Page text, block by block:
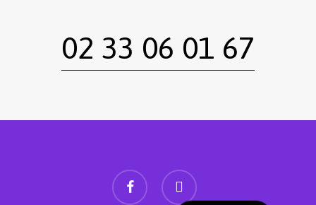
02 33 06 01 67
facebook instagram